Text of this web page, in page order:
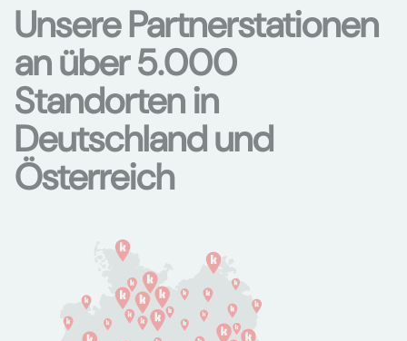
Unsere Partnerstationen
an über 5.000
Standorten in
Deutschland und
Österreich